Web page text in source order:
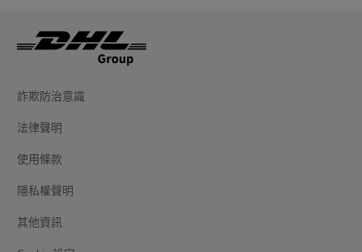
詐欺防治意識
法律聲明
使用條款
隱私權聲明
其他資訊